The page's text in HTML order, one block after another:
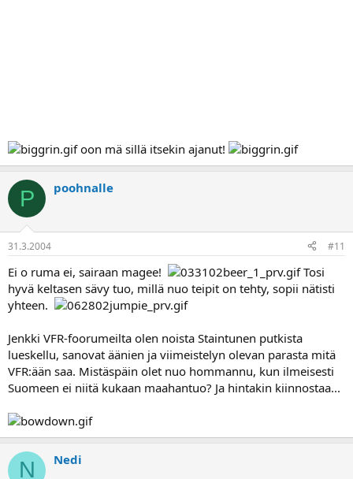
oon mä sillä itsekin ajanut!
P poohnalle
31.3.2004 #11
Ei o ruma ei, sairaan magee!
Tosi
hyvä keltasen sävy tuo, millä nuo teipit on tehty, sopii nätisti
yhteen.
Jenkki VFR-foorumeilta olen noista Staintunen putkista
lueskellu, sanovat äänien ja viimeistelyn olevan parasta mitä
VFR:ään saa. Mistäspäin olet nuo hommannu, kun ilmeisesti
Suomeen ei niitä kukaan maahantuo? Ja hintakin kiinnostaa...
N Nedi